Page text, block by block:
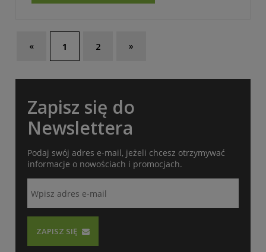
« 1 2 »
Zapisz się do
Newslettera
Podaj swój adres e-mail, jeżeli chcesz otrzymywać
informacje o nowościach i promocjach.
ZAPISZ SIĘ